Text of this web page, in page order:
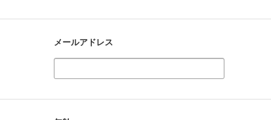
メールアドレス